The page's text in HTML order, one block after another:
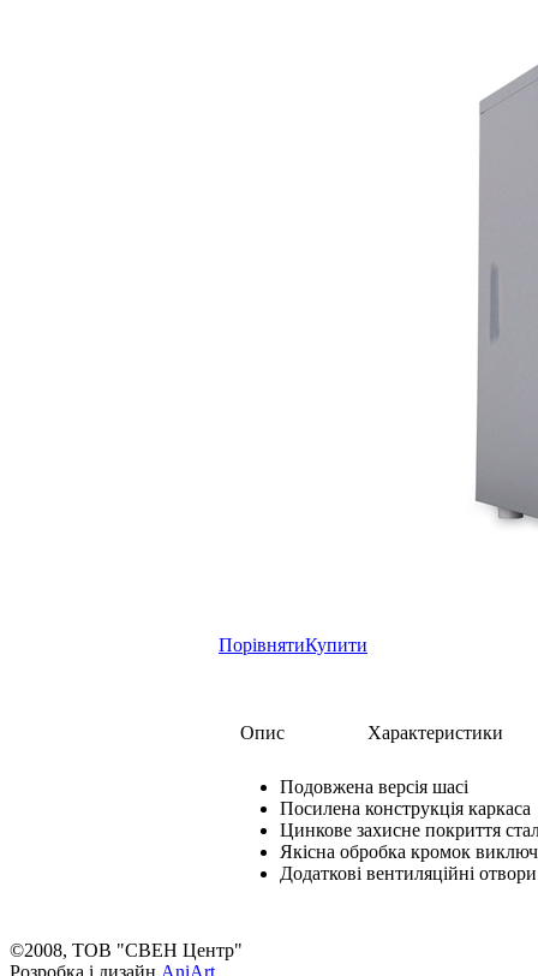
ПорівнятиКупити
Опис Характеристики
Подовжена версія шасі
Посилена конструкція каркаса
Цинкове захисне покриття
Якісна обробка кромок
Додаткові вентиляційні отвори
©2008, ТОВ "СВЕН Центр"
Розробка і дизайн AniArt